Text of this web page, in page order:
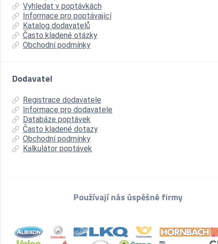
Vyhledat v poptávkách
Informace pro poptávající
Katalog dodavatelů
Často kladené otázky
Obchodní podmínky
Dodavatel
Registrace dodavatele
Informace pro dodavatele
Databáze poptávek
Často kladené dotazy
Obchodní podmínky
Kalkulátor poptávek
Používají nás úspěšné firmy